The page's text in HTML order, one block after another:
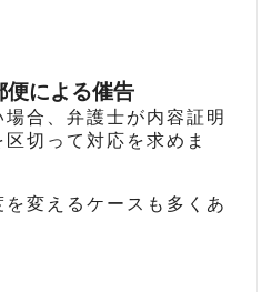
による催告
合、弁護士が内容証明
切って対応を求めま
変えるケースも多くあ